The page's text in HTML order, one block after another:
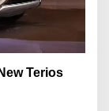
Terios